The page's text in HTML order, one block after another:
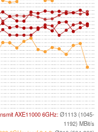
AXE11000 6GHz:Ø1113 (1045-
1192) MBit/s